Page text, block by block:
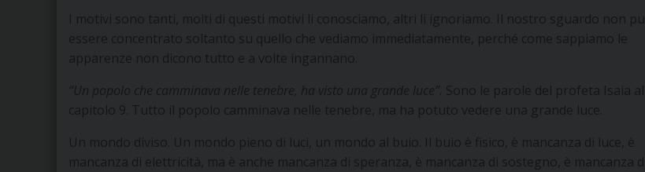
I motivi sono tanti, molti di questi motivi li conosciamo, altri li ignoriamo. Il nostro sguardo non può
essere concentrato soltanto su quello che vediamo immediatamente, perché come sappiamo le
apparenze non dicono tutto e a volte ingannano.
“Un popolo che camminava nelle tenebre, ha visto una grande luce”.
capitolo 9. Tutto il popolo camminava nelle tenebre, ma ha potuto vedere una grande luce.
Un mondo diviso. Un mondo pieno di luci, un mondo al buio. Il buio è fisico, è mancanza di luce, è
mancanza di elettricità, ma è anche mancanza di speranza, è mancanza di sostegno, è mancanza di